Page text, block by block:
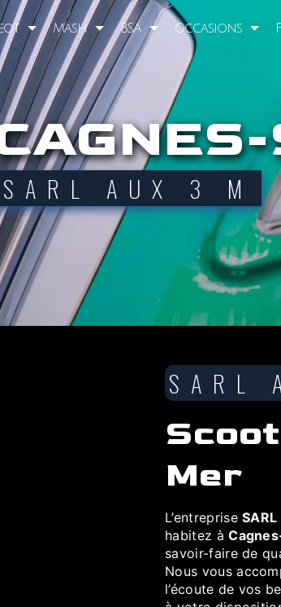
Mash BSA Occasions
SARL AUX 3 M
SARL
scooter à Cagnes-sur-
Mer
L’entreprise
habitez à
savoir-faire de
Nous vous
l’écoute de vos